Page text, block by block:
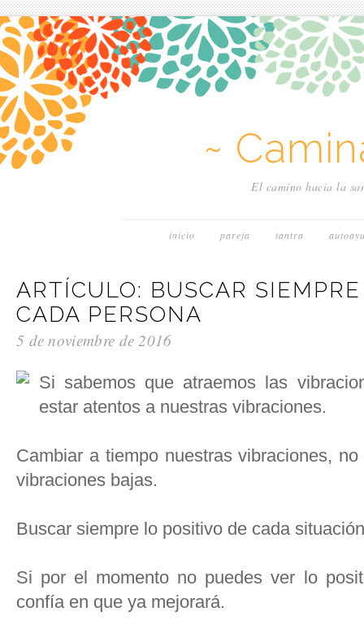
~
El camino hacia la
inicio pareja tantra
ARTÍCULO: BUSCAR
CADA PERSONA
5 de noviembre de 2016
Si sabemos que atraemos las
estar atentos a nuestras vibraciones.
Cambiar a tiempo nuestras vibraciones,
vibraciones bajas.
Buscar siempre lo positivo de cada
Si por el momento no puedes ver lo
confía en que ya mejorará.